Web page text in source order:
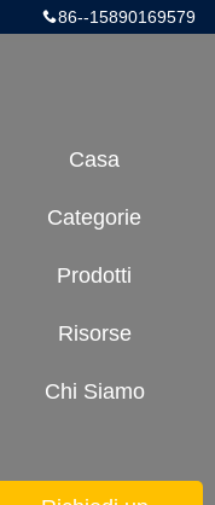
86--15890169579
Casa
Categorie
Prodotti
Risorse
Chi Siamo